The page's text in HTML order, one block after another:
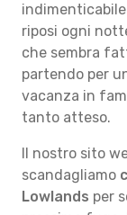
riposi ogni
che sembra
partendo per
vacanza in
tanto atteso.
Il nostro sito
scandagliamo
Lowlands per